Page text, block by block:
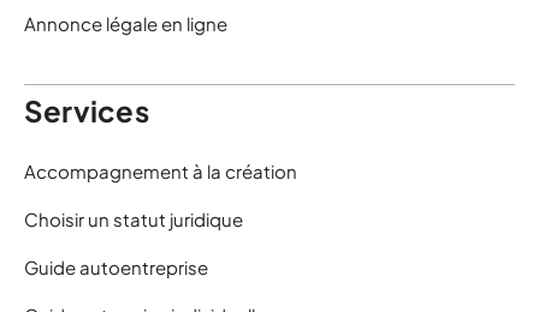
Annonce légale en ligne
Services
Accompagnement à la création
Choisir un statut juridique
Guide autoentreprise